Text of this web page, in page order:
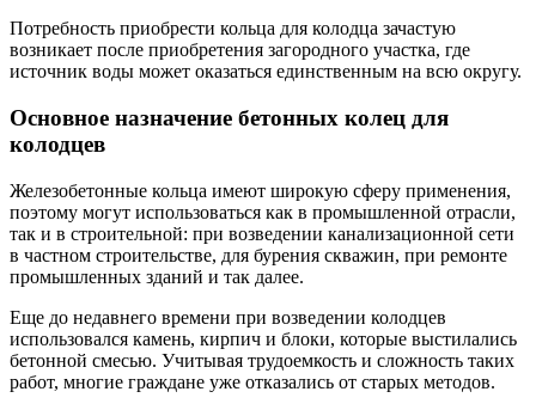
Потребность приобрести кольца для колодца зачастую
возникает после приобретения загородного участка, где
источник воды может оказаться единственным на всю округу.
Основное назначение бетонных колец для
колодцев
Железобетонные кольца имеют широкую сферу применения,
поэтому могут использоваться как в промышленной отрасли,
так и в строительной: при возведении канализационной сети
в частном строительстве, для бурения скважин, при ремонте
промышленных зданий и так далее.
Еще до недавнего времени при возведении колодцев
использовался камень, кирпич и блоки, которые выстилались
бетонной смесью. Учитывая трудоемкость и сложность таких
работ, многие граждане уже отказались от старых методов.